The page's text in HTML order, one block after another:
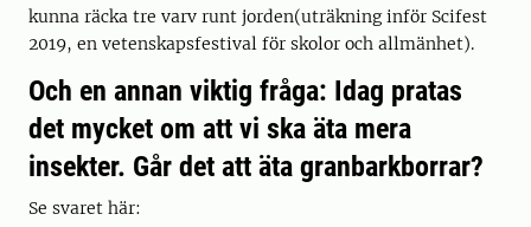
kunna räcka tre varv runt jorden(uträkning inför Scifest
2019, en vetenskapsfestival för skolor och allmänhet).
Och en annan viktig fråga: Idag pratas
det mycket om att vi ska äta mera
insekter. Går det att äta granbarkborrar?
Se svaret här: